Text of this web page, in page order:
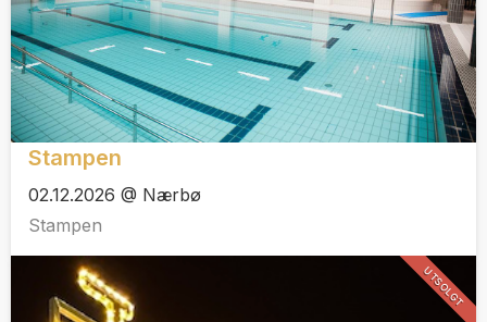
Stampen
02.12.2026 @ Nærbø
Stampen
UTSOLGT